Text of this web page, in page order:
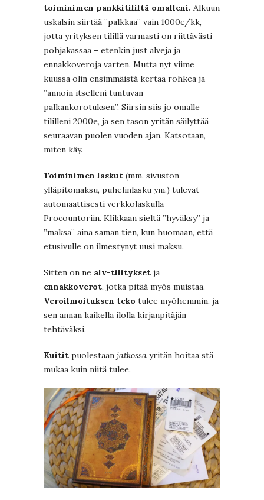
toiminimen pankkitililtä omalleni. Alkuun
uskalsin siirtää ”palkkaa” vain 1000e/kk,
jotta yrityksen tilillä varmasti on riittävästi
pohjakassaa – etenkin just alveja ja
ennakkoveroja varten. Mutta nyt viime
kuussa olin ensimmäistä kertaa rohkea ja
”annoin itselleni tuntuvan
palkankorotuksen”. Siirsin siis jo omalle
tililleni 2000e, ja sen tason yritän säilyttää
seuraavan puolen vuoden ajan. Katsotaan,
miten käy.
Toiminimen laskut (mm. sivuston
ylläpitomaksu, puhelinlasku ym.) tulevat
automaattisesti verkkolaskulla
Procountoriin. Klikkaan sieltä ”hyväksy” ja
”maksa” aina saman tien, kun huomaan, että
etusivulle on ilmestynyt uusi maksu.
Sitten on ne alv-tilitykset ja
ennakkoverot, jotka pitää myös muistaa.
Veroilmoituksen teko tulee myöhemmin, ja
sen annan kaikella ilolla kirjanpitäjän
tehtäväksi.
Kuitit puolestaan jatkossa yritän hoitaa stä
mukaa kuin niitä tulee.